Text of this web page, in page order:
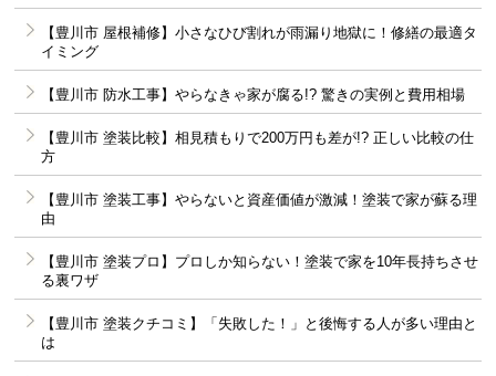
【豊川市 屋根補修】小さなひび割れが雨漏り地獄に！修繕の最適タ
イミング
【豊川市 防水工事】やらなきゃ家が腐る!? 驚きの実例と費用相場
【豊川市 塗装比較】相見積もりで200万円も差が!? 正しい比較の仕
方
【豊川市 塗装工事】やらないと資産価値が激減！塗装で家が蘇る理
由
【豊川市 塗装プロ】プロしか知らない！塗装で家を10年長持ちさせ
る裏ワザ
【豊川市 塗装クチコミ】「失敗した！」と後悔する人が多い理由と
は